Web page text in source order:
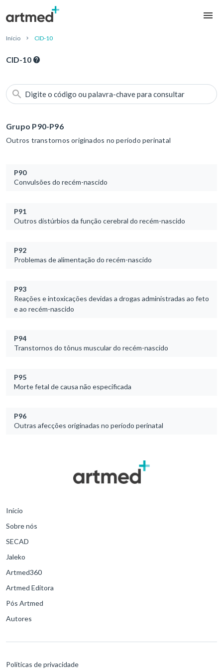
Início CID-10
CID-10
Digite o código ou palavra-chave para consultar
Grupo P90-P96
Outros transtornos originados no período perinatal
P90
Convulsões do recém-nascido
P91
Outros distúrbios da função cerebral do recém-nascido
P92
Problemas de alimentação do recém-nascido
P93
Reações e intoxicações devidas a drogas administradas ao feto
e ao recém-nascido
P94
Transtornos do tônus muscular do recém-nascido
P95
Morte fetal de causa não especificada
P96
Outras afecções originadas no período perinatal
Início
Sobre nós
SECAD
Jaleko
Artmed360
Artmed Editora
Pós Artmed
Autores
Políticas de privacidade